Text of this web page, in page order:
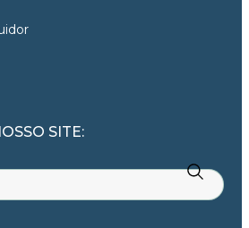
SITE: